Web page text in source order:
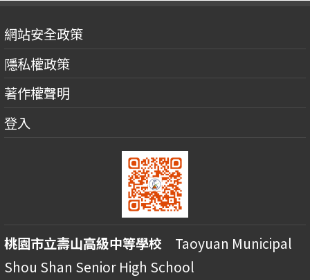
網站安全政策
隱私權政策
著作權聲明
登入
桃園市立壽山高級中等學校 Taoyuan Municipal
Shou Shan Senior High School